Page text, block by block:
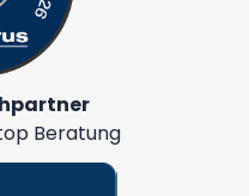
Beratung